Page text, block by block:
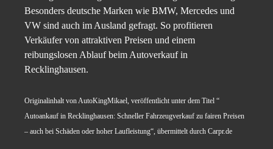
Besonders deutsche Marken wie BMW, Mercedes und
VW sind auch im Ausland gefragt. So profitieren
Verkäufer von attraktiven Preisen und einem
reibungslosen Ablauf beim Autoverkauf in
Recklinghausen.
Originalinhalt von AutoKingMikael, veröffentlicht unter dem Titel “
Autoankauf in Recklinghausen: Schneller Fahrzeugverkauf zu fairen Preisen
– auch bei Schäden oder hoher Laufleistung“, übermittelt durch Carpr.de